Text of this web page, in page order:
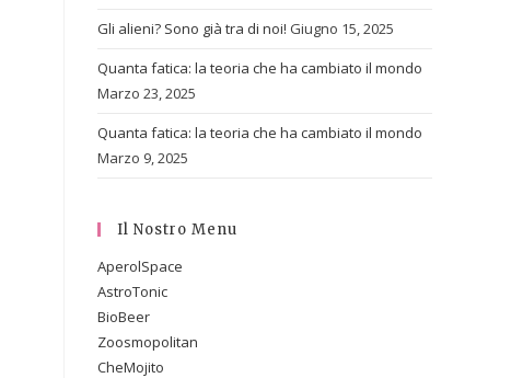
Gli alieni? Sono già tra di noi! Giugno 15, 2025
Quanta fatica: la teoria che ha cambiato il mondo
Marzo 23, 2025
Quanta fatica: la teoria che ha cambiato il mondo
Marzo 9, 2025
Il Nostro Menu
AperolSpace
AstroTonic
BioBeer
Zoosmopolitan
CheMojito